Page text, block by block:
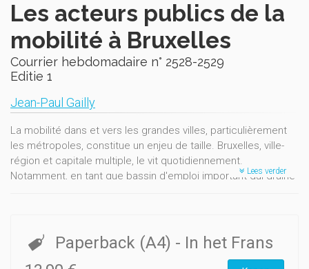
Les acteurs publics de la
mobilité à Bruxelles
Courrier hebdomadaire n° 2528-2529
Editie 1
Jean-Paul Gailly
La mobilité dans et vers les grandes villes, particulièrement
les métropoles, constitue un enjeu de taille. Bruxelles, ville-
région et capitale multiple, le vit quotidiennement.
Notamment, en tant que bassin d'emploi important qui draine
préoccupation permanents. Dans le même temps, depuis la
création de la Région de Bruxelles-Capitale en 1989, le souci
Lees verder
Paperback (A4) - In het Frans